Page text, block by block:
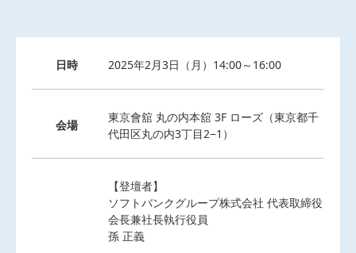
日時 2025年2月3日（月）14:00～16:00
会場
東京會舘 丸の内本舘 3F ローズ（東京都千
代田区丸の内3丁目2−1）
【登壇者】
ソフトバンクグループ株式会社 代表取締役
会長兼社長執行役員
孫 正義